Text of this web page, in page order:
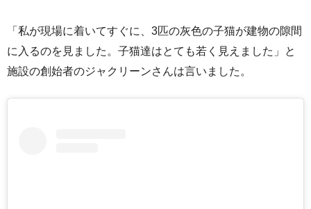
「私が現場に着いてすぐに、3匹の灰色の子猫が建物の隙間
に入るのを見ました。子猫達はとても若く見えました」と
施設の創始者のジャクリーンさんは言いました。